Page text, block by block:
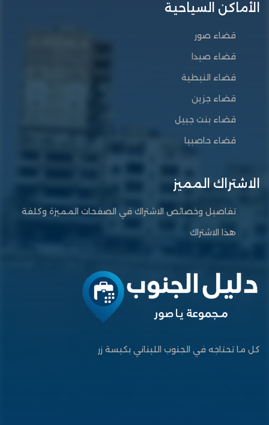
الأماكن السياحية
قضاء صور
قضاء صيدا
قضاء النبطية
قضاء جزين
قضاء بنت جبيل
قضاء حاصبيا
الاشتراك المميز
تفاصيل وخصائص الاشتراك في الصفحات المميزة وكلفة
هذا الاشتراك
كل ما تحتاجه في الجنوب اللبناني بكبسة زر